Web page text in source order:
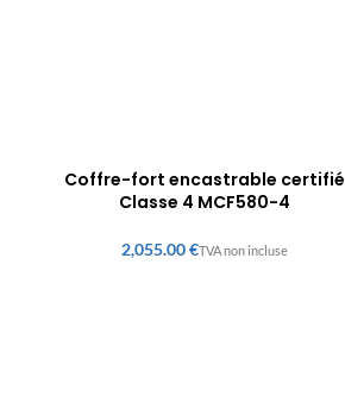
Coffre-fort encastrable certifié
Classe 4 MCF580-4
€